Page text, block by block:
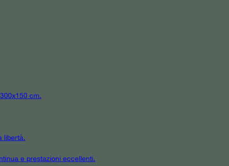
cm.
libertà.
e prestazioni eccellenti.